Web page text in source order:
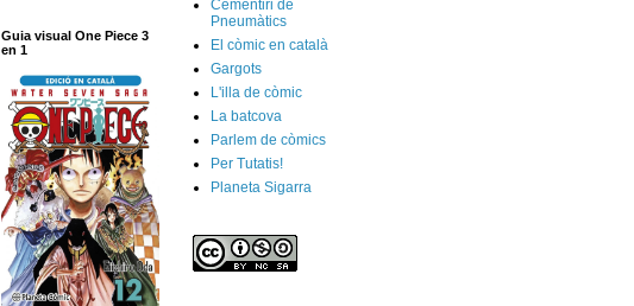
Guia visual One Piece 3
en 1
Cementiri de
Pneumàtics
El còmic en català
Gargots
L'illa de còmic
La batcova
Parlem de còmics
Per Tutatis!
Planeta Sigarra